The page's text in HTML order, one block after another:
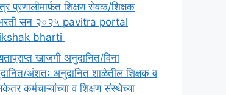
प्रणालीमार्फत शिक्षण सेवक/शिक्षक
सन २०२५ pavitra portal
bharti
खाजगी अनुदानित/विना
अंशतः अनुदानित शाळेतील शिक्षक व
कर्मचाऱ्यांच्या व शिक्षण संस्थेच्या